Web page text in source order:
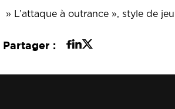
» L’attaque à outrance », style de
Partager :